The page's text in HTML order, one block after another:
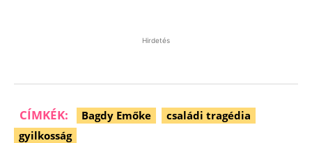
Hirdetés
CÍMKÉK: Bagdy Emőke
családi tragédia
gyilkosság